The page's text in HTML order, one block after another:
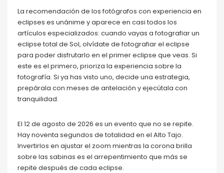
La recomendación de los fotógrafos con experiencia en
eclipses es unánime y aparece en casi todos los
artículos especializados: cuando vayas a fotografiar un
eclipse total de Sol, olvídate de fotografiar el eclipse
para poder disfrutarlo en el primer eclipse que veas. Si
este es el primero, prioriza la experiencia sobre la
fotografía. Si ya has visto uno, decide una estrategia,
prepárala con meses de antelación y ejecútala con
tranquilidad.
El 12 de agosto de 2026 es un evento que no se repite.
Hay noventa segundos de totalidad en el Alto Tajo.
Invertirlos en ajustar el zoom mientras la corona brilla
sobre las sabinas es el arrepentimiento que más se
repite después de cada eclipse.